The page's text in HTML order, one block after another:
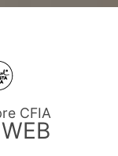
CFIA